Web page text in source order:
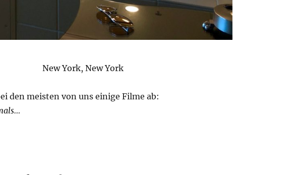
New York, New York
den meisten von uns einige Filme ab: